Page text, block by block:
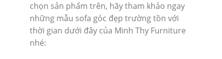
chọn sản phẩm trên, hãy tham khảo ngay
những mẫu sofa góc đẹp trường tồn với
thời gian dưới đây của Minh Thy Furniture
nhé: